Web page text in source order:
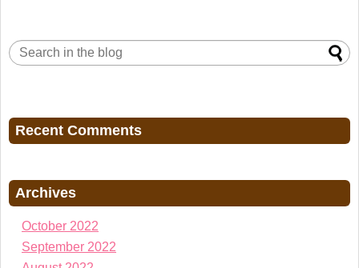
Recent Comments
Archives
October 2022
September 2022